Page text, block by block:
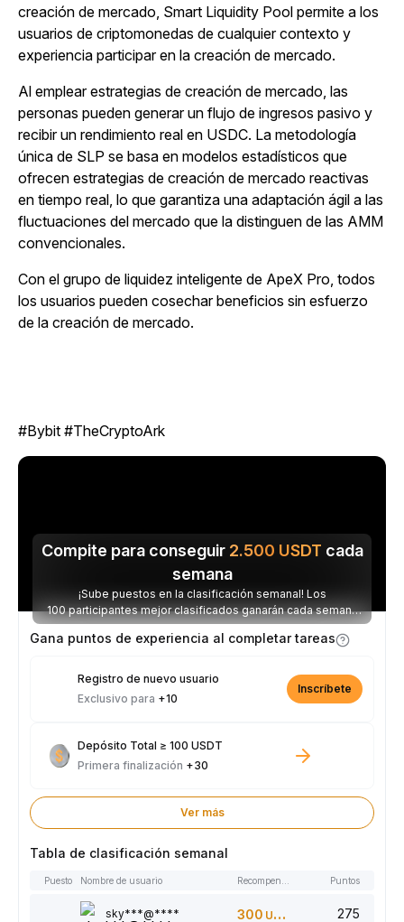
creación de mercado, Smart Liquidity Pool permite a los
usuarios de criptomonedas de cualquier contexto y
experiencia participar en la creación de mercado.
Al emplear estrategias de creación de mercado, las
personas pueden generar un flujo de ingresos pasivo y
recibir un rendimiento real en USDC. La metodología
única de SLP se basa en modelos estadísticos que
ofrecen estrategias de creación de mercado reactivas
en tiempo real, lo que garantiza una adaptación ágil a las
fluctuaciones del mercado que la distinguen de las AMM
convencionales.
Con el grupo de liquidez inteligente de ApeX Pro, todos
los usuarios pueden cosechar beneficios sin esfuerzo
de la creación de mercado.
#Bybit #TheCryptoArk
Compite para conseguir 2.500 USDT cada
semana
¡Sube puestos en la clasificación semanal! Los
100 participantes mejor clasificados ganarán cada semana
parte de los 2.500 USDT disponibles.
Gana puntos de experiencia al completar tareas
Registro de nuevo usuario
Exclusivo para +10
Inscríbete
Depósito Total ≥ 100 USDT
Primera finalización +30
Ver más
Tabla de clasificación semanal
Puesto Nombre de usuario Puntos
sky***@**** 300 USDT 275